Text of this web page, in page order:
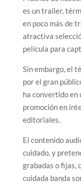
es un trailer,
en poco más de
atractiva
película para
Sin embargo, el
por el gran
ha convertido
promoción en
editoriales.
El contenido
cuidado, y
grabadas o fijas,
cuidada banda